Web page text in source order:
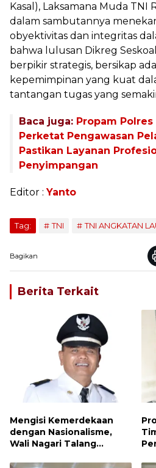
Kasal), Laksamana Muda TNI
dalam sambutannya
obyektivitas dan integritas
bahwa lulusan Dikreg
berpikir strategis, bersikap
kepemimpinan yang kuat
tantangan tugas yang
Baca juga: Propam
Perketat Pengawasan
Pastikan Layanan
Penyimpangan
Editor :Yanto
Tag: TNI TNI ANGKATAN
Bagikan
Berita Terkait
Mengisi Kemerdekaan
dengan Nasionalisme,
Wali Nagari Talang